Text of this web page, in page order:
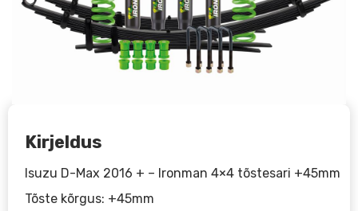
Kirjeldus
Isuzu D-Max 2016 + – Ironman 4×4 tõstesari +45mm
Tõste kõrgus: +45mm